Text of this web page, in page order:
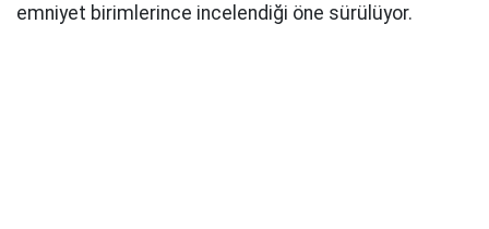
emniyet birimlerince incelendiği öne sürülüyor.